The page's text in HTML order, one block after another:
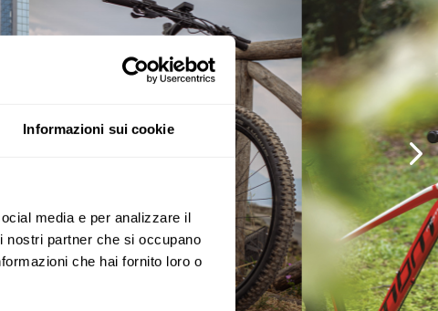
Informazioni sui cookie
media e per analizzare il
nostri partner che si occupano
che hai fornito loro o